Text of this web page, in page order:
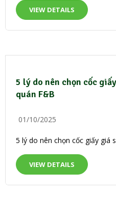
VIEW DETAILS
5 lý do nên chọn cốc
quán F&B
01/10/2025
5 lý do nên chọn cốc giấy giá
VIEW DETAILS